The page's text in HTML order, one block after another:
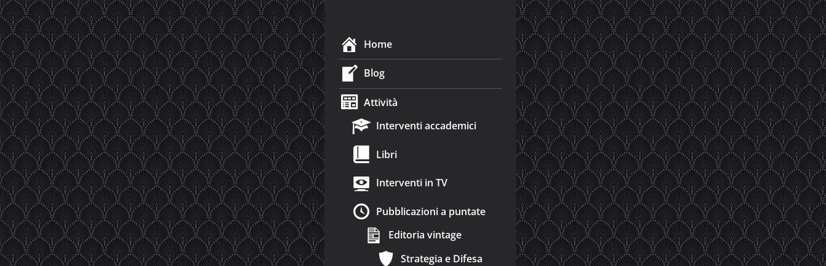
Home
Blog
Attività
Interventi accademici
Libri
Interventi in TV
Pubblicazioni a puntate
Editoria vintage
Strategia e Difesa